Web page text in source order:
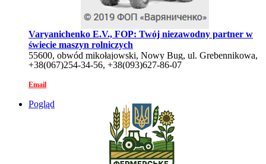
Varyanichenko E.V., FOP: Twój niezawodny partner w
świecie maszyn rolniczych
55600, obwód mikołajowski, Nowy Bug, ul. Grebennikowa,
6/7
+38(067)254-34-56, +38(093)627-86-07
Email
Pogląd